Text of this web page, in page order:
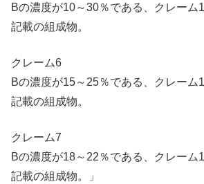
Bの濃度が10～30％である、クレーム
記載の組成物。
クレーム6
Bの濃度が15～25％である、クレーム
記載の組成物。
クレーム7
Bの濃度が18～22％である、クレーム
記載の組成物。」